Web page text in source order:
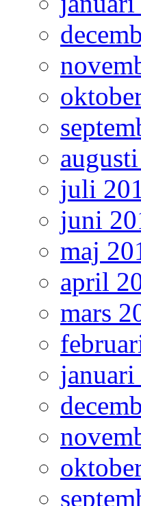
juli
juni
maj
april
mars